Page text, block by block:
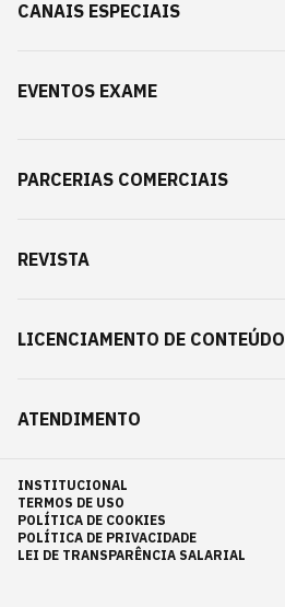
CANAIS ESPECIAIS
EVENTOS EXAME
PARCERIAS COMERCIAIS
REVISTA
LICENCIAMENTO DE CONTEÚDO
ATENDIMENTO
INSTITUCIONAL
TERMOS DE USO
POLÍTICA DE COOKIES
POLÍTICA DE PRIVACIDADE
LEI DE TRANSPARÊNCIA SALARIAL